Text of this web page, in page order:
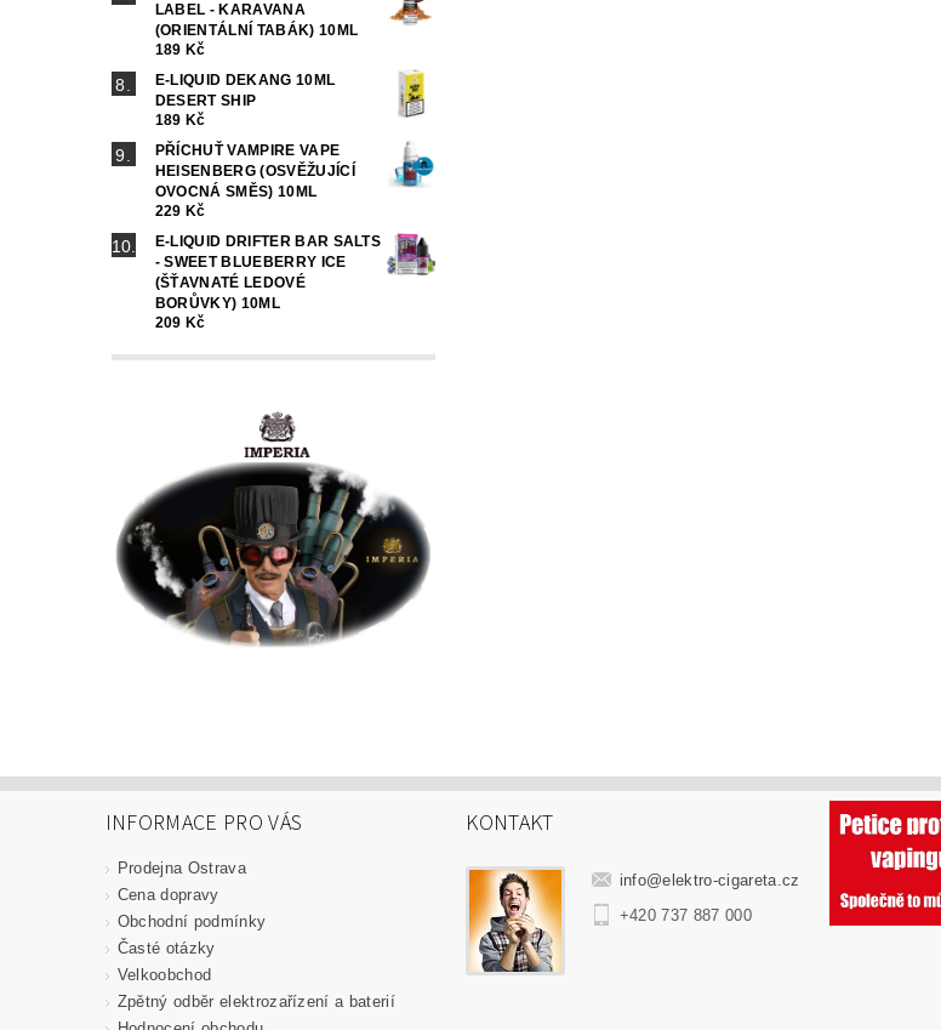
LABEL - KARAVANA
(ORIENTÁLNÍ TABÁK) 10ML
189 Kč
E-LIQUID DEKANG 10ML
DESERT SHIP
189 Kč
PŘÍCHUŤ VAMPIRE VAPE
HEISENBERG (OSVĚŽUJÍCÍ
OVOCNÁ SMĚS) 10ML
229 Kč
E-LIQUID DRIFTER BAR SALTS
- SWEET BLUEBERRY ICE
(ŠŤAVNATÉ LEDOVÉ
BORŮVKY) 10ML
209 Kč
INFORMACE PRO VÁS
Prodejna Ostrava
Cena dopravy
Obchodní podmínky
Časté otázky
Velkoobchod
Zpětný odběr elektrozařízení a baterií
KONTAKT
info@elektro-cigareta.cz
+420 737 887 000